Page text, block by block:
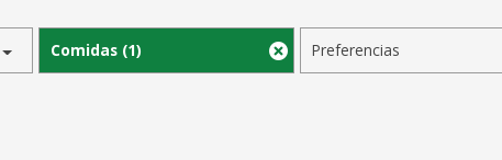
Comidas (1) Preferencias